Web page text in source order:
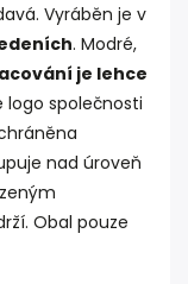
Vyráběn je v
. Modré,
je lehce
společnosti
nad úroveň
Obal pouze